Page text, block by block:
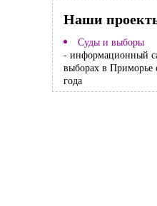
Наши
Суды и выборы
- информационный
выборах в Приморье
года